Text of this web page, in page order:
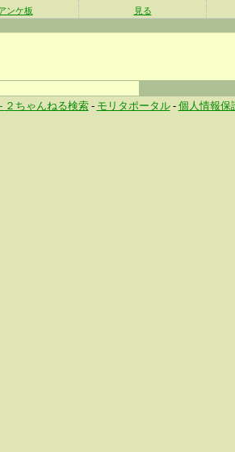
ンケ板 見る
２ちゃんねる検索- モリタポータル- 個人情報保